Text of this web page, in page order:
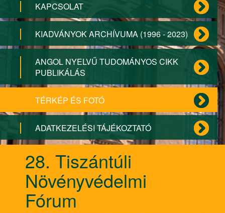
KAPCSOLAT
KIADVÁNYOK ARCHÍVUMA (1996 - 2023)
ANGOL NYELVŰ TUDOMÁNYOS CIKK
PUBLIKÁLÁS
TÉRKÉP ÉS FOTÓ
ADATKEZELÉSI TÁJÉKOZTATÓ
28. Tiszántúli
Növényvédelmi
Fórum